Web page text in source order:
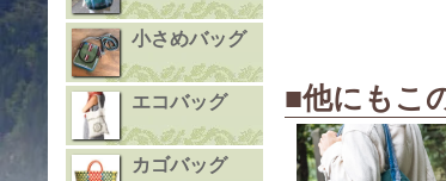
小さめバッグ
エコバッグ
カゴバッグ
■他にもこ